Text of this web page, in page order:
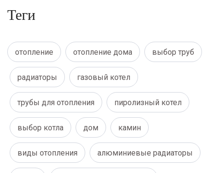
Теги
отопление отопление дома выбор труб
радиаторы газовый котел
трубы для отопления пиролизный котел
выбор котла дом камин
виды отопления алюминиевые радиаторы